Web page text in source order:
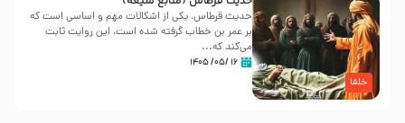
خلفا
حدیث قرطاس، یکی از اشکالات مهم و اساسی است که
بر عمر بن خطاب گرفته شده است، این روایت ثابت
می‌کند که...
۱۶ /۰۵/ ۱۴۰۵